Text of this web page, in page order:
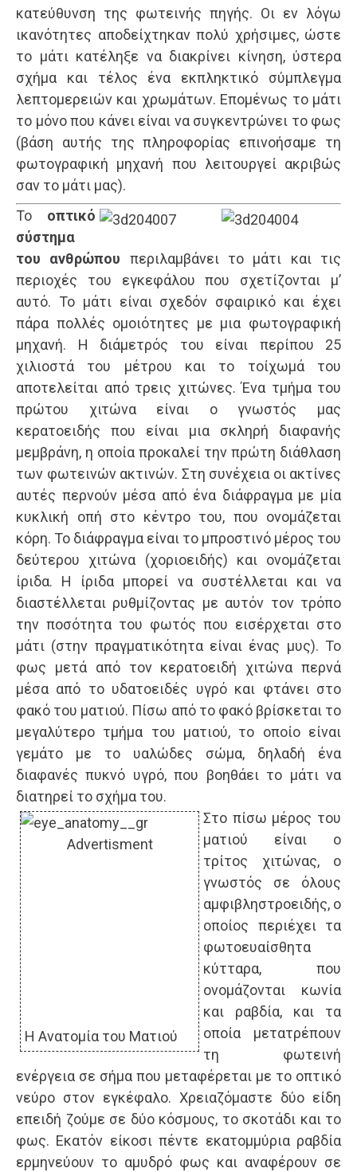
κατεύθυνση της φωτεινής πηγής. Οι εν λόγω
ικανότητες αποδείχτηκαν πολύ χρήσιμες, ώστε
το μάτι κατέληξε να διακρίνει κίνηση, ύστερα
σχήμα και τέλος ένα εκπληκτικό σύμπλεγμα
λεπτομερειών και χρωμάτων. Επομένως το μάτι
το μόνο που κάνει είναι να συγκεντρώνει το φως
(βάση αυτής της πληροφορίας επινοήσαμε τη
φωτογραφική μηχανή που λειτουργεί ακριβώς
σαν το μάτι μας).
Το οπτικό
σύστημα
του ανθρώπου περιλαμβάνει το μάτι και τις
περιοχές του εγκεφάλου που σχετίζονται μ’
αυτό. Το μάτι είναι σχεδόν σφαιρικό και έχει
πάρα πολλές ομοιότητες με μια φωτογραφική
μηχανή. Η διάμετρός του είναι περίπου 25
χιλιοστά του μέτρου και το τοίχωμά του
αποτελείται από τρεις χιτώνες. Ένα τμήμα του
πρώτου χιτώνα είναι ο γνωστός μας
κερατοειδής που είναι μια σκληρή διαφανής
μεμβράνη, η οποία προκαλεί την πρώτη διάθλαση
των φωτεινών ακτινών. Στη συνέχεια οι ακτίνες
αυτές περνούν μέσα από ένα διάφραγμα με μία
κυκλική οπή στο κέντρο του, που ονομάζεται
κόρη. Το διάφραγμα είναι το μπροστινό μέρος του
δεύτερου χιτώνα (χοριοειδής) και ονομάζεται
ίριδα. Η ίριδα μπορεί να συστέλλεται και να
διαστέλλεται ρυθμίζοντας με αυτόν τον τρόπο
την ποσότητα του φωτός που εισέρχεται στο
μάτι (στην πραγματικότητα είναι ένας μυς). Το
φως μετά από τον κερατοειδή χιτώνα περνά
μέσα από το υδατοειδές υγρό και φτάνει στο
φακό του ματιού. Πίσω από το φακό βρίσκεται το
μεγαλύτερο τμήμα του ματιού, το οποίο είναι
γεμάτο με το υαλώδες σώμα, δηλαδή ένα
διαφανές πυκνό υγρό, που βοηθάει το μάτι να
διατηρεί το σχήμα του.
Advertisment
H Ανατομία του Ματιού
Στο πίσω μέρος του
ματιού είναι ο
τρίτος χιτώνας, ο
γνωστός σε όλους
αμφιβληστροειδής, ο
οποίος περιέχει τα
φωτοευαίσθητα
κύτταρα, που
ονομάζονται κωνία
και ραβδία, και τα
οποία μετατρέπουν
τη φωτεινή
ενέργεια σε σήμα που μεταφέρεται με το οπτικό
νεύρο στον εγκέφαλο. Χρειαζόμαστε δύο είδη
επειδή ζούμε σε δύο κόσμους, το σκοτάδι και το
φως. Εκατόν είκοσι πέντε εκατομμύρια ραβδία
ερμηνεύουν το αμυδρό φως και αναφέρουν σε